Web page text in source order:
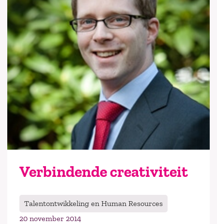
Verbindende creativiteit
Talentontwikkeling en Human Resources
20 november 2014